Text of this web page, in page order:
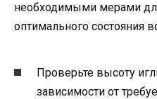
необходимыми мерами
оптимального состояния
Проверьте высоту
зависимости от